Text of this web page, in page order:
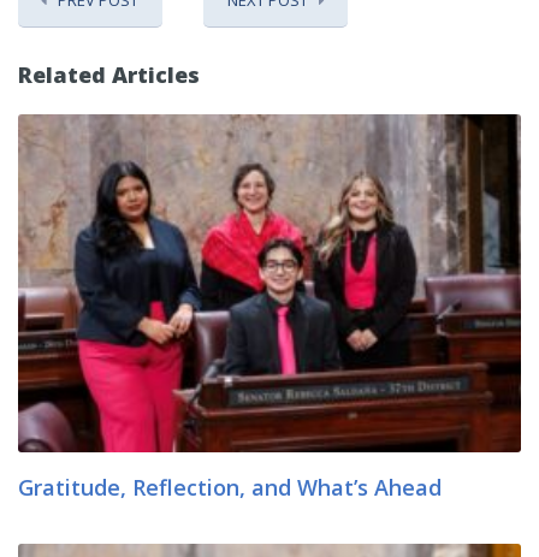
Related Articles
Gratitude, Reflection, and What’s Ahead